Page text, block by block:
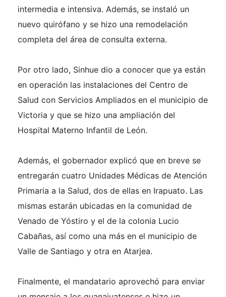
intermedia e intensiva. Además, se instaló un
nuevo quirófano y se hizo una remodelación
completa del área de consulta externa.
Por otro lado, Sinhue dio a conocer que ya están
en operación las instalaciones del Centro de
Salud con Servicios Ampliados en el municipio de
Victoria y que se hizo una ampliación del
Hospital Materno Infantil de León.
Además, el gobernador explicó que en breve se
entregarán cuatro Unidades Médicas de Atención
Primaria a la Salud, dos de ellas en Irapuato. Las
mismas estarán ubicadas en la comunidad de
Venado de Yóstiro y el de la colonia Lucio
Cabañas, así como una más en el municipio de
Valle de Santiago y otra en Atarjea.
Finalmente, el mandatario aprovechó para enviar